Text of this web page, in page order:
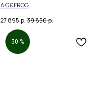
A.G.&FROG
27 895 р. 39 850р.
50 %